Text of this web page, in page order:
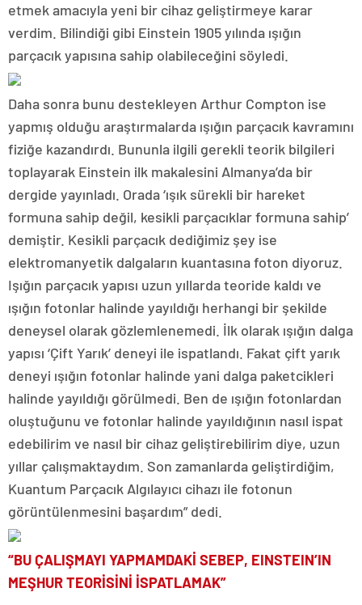
etmek amacıyla yeni bir cihaz geliştirmeye karar
verdim. Bilindiği gibi Einstein 1905 yılında ışığın
parçacık yapısına sahip olabileceğini söyledi.
Daha sonra bunu destekleyen Arthur Compton ise
yapmış olduğu araştırmalarda ışığın parçacık kavramını
fiziğe kazandırdı. Bununla ilgili gerekli teorik bilgileri
toplayarak Einstein ilk makalesini Almanya’da bir
dergide yayınladı. Orada ‘ışık sürekli bir hareket
formuna sahip değil, kesikli parçacıklar formuna sahip’
demiştir. Kesikli parçacık dediğimiz şey ise
elektromanyetik dalgaların kuantasına foton diyoruz.
Işığın parçacık yapısı uzun yıllarda teoride kaldı ve
ışığın fotonlar halinde yayıldığı herhangi bir şekilde
deneysel olarak gözlemlenemedi. İlk olarak ışığın dalga
yapısı ‘Çift Yarık’ deneyi ile ispatlandı. Fakat çift yarık
deneyi ışığın fotonlar halinde yani dalga paketcikleri
halinde yayıldığı görülmedi. Ben de ışığın fotonlardan
oluştuğunu ve fotonlar halinde yayıldığının nasıl ispat
edebilirim ve nasıl bir cihaz geliştirebilirim diye, uzun
yıllar çalışmaktaydım. Son zamanlarda geliştirdiğim,
Kuantum Parçacık Algılayıcı cihazı ile fotonun
görüntülenmesini başardım” dedi.
“BU ÇALIŞMAYI YAPMAMDAKİ SEBEP, EINSTEIN’IN
MEŞHUR TEORİSİNİ İSPATLAMAK”